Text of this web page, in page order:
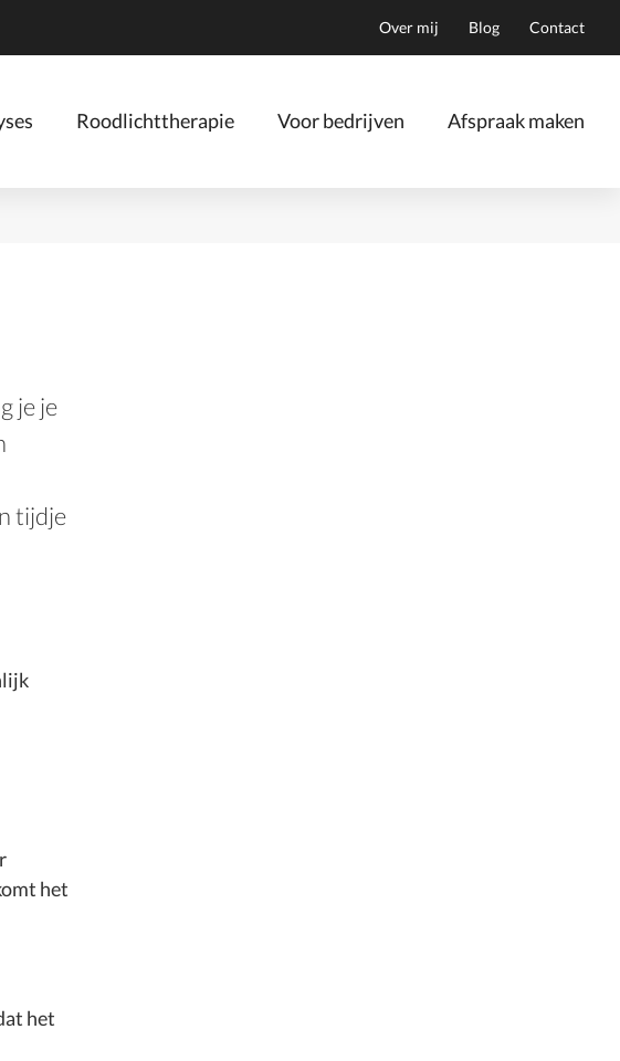
Over mij Blog Contact
Roodlichttherapie Voor bedrijven Afspraak maken
je je
tijdje
het
het